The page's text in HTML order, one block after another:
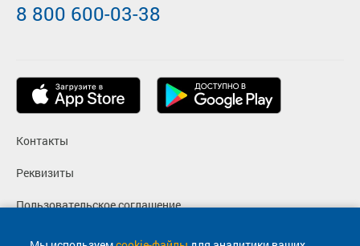
Контакты
Реквизиты
Пользовательское соглашение
Политика конфиденциальности
8 800 600-03-38